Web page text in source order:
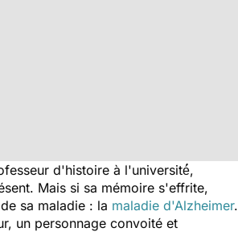
d'histoire à l'université́,
Mais si sa mémoire s'effrite,
sa maladie : la maladie d'Alzheimer.
un personnage convoité et